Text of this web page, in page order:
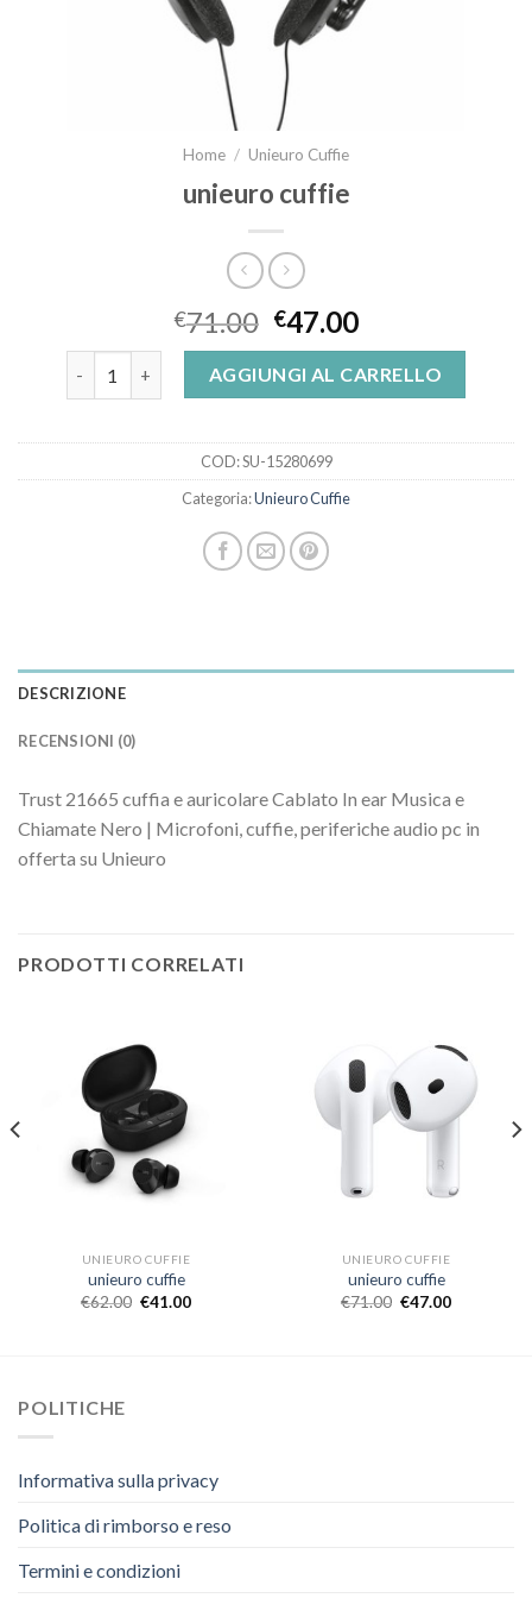
Home / Unieuro Cuffie
unieuro cuffie
€71.00 €47.00
unieuro cuffie quantitàAGGIUNGI AL CARRELLO
COD:SU-15280699
Categoria:Unieuro Cuffie
DESCRIZIONE
RECENSIONI (0)
Trust 21665 cuffia e auricolare Cablato In ear Musica e
Chiamate Nero | Microfoni, cuffie, periferiche audio pc in
offerta su Unieuro
PRODOTTI CORRELATI
UNIEURO CUFFIE
unieuro cuffie
€62.00 €41.00
UNIEURO CUFFIE
unieuro cuffie
€71.00 €47.00
POLITICHE
Informativa sulla privacy
Politica di rimborso e reso
Termini e condizioni